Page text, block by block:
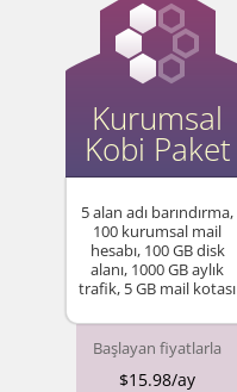
Kurumsal
Kobi Paket
5 alan adı barındırma,
100 kurumsal mail
hesabı, 100 GB disk
alanı, 1000 GB aylık
trafik, 5 GB mail kotası
Başlayan fiyatlarla
$15.98/ay